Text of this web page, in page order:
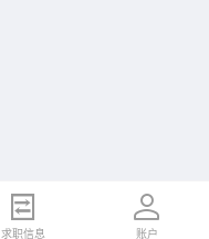
求职信息 账户